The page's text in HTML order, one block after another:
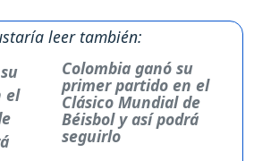
leer también:
Colombia ganó su
primer partido en el
Clásico Mundial de
Béisbol y así podrá
seguirlo